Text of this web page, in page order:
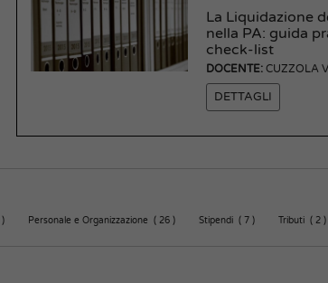
La Liquidazione
nella PA: guida
check-list
DOCENTE:CUZZOLA
DETTAGLI
Personale e Organizzazione ( 26 ) Stipendi ( 7 ) Tributi ( 2 )